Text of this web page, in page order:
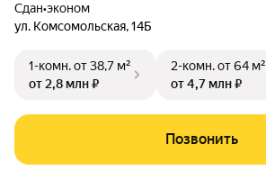
Сдан•эконом
ул. Комсомольская,14Б
1-комн.от 38,7 м²
от 2,8 млн ₽
2-комн.от 64 м²
от 4,7 млн ₽
Позвонить